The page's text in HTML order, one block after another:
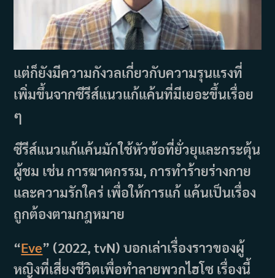
แต่ก็ยังมีความกังวลเกี่ยวกับความรุนแรงที่
เพิ่มขึ้นจากซีรีส์แนวแก้แค้นที่มีเยอะขึ้นเรื่อย
ๆ
ซีรีส์แนวแก้แค้นมักใช้หัวข้อที่ยั่วยุและกระตุ้น
ผู้ชม เช่น การฆาตกรรม, การทำร้ายร่างกาย
และความรักใคร่ เพื่อให้การแก้ แค้นเป็นเรื่อง
ถูกต้องตามกฎหมาย
“Eve” (2022, tvN) บอกเล่าเรื่องราวของผู้
หญิงที่เสี่ยงชีวิตเพื่อทำลายพวกไฮโซ เรื่องนี้